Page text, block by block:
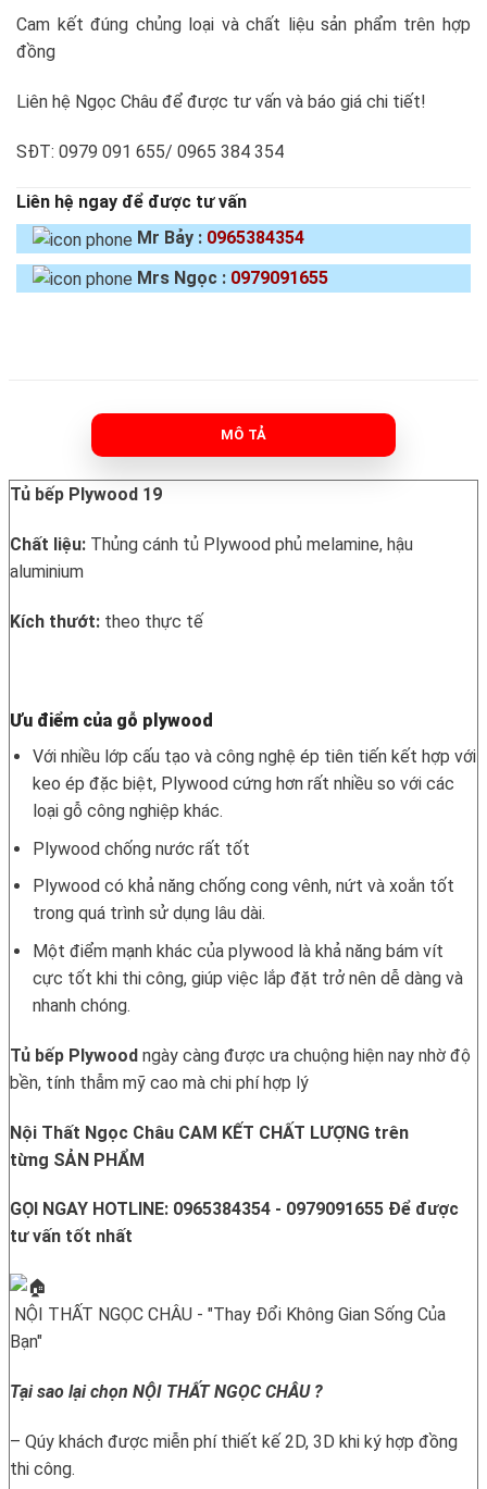
Cam kết đúng chủng loại và chất liệu sản phẩm trên hợp
đồng
Liên hệ Ngọc Châu để được tư vấn và báo giá chi tiết!
SĐT: 0979 091 655/ 0965 384 354
Liên hệ ngay để được tư vấn
Mr Bảy : 0965384354
Mrs Ngọc : 0979091655
MÔ TẢ
Tủ bếp Plywood 19
Chất liệu: Thủng cánh tủ Plywood phủ melamine, hậu
aluminium
Kích thướt: theo thực tế
Ưu điểm của gỗ plywood
Với nhiều lớp cấu tạo và công nghệ ép tiên tiến kết hợp với
keo ép đặc biệt, Plywood cứng hơn rất nhiều so với các
loại gỗ công nghiệp khác.
Plywood chống nước rất tốt
Plywood có khả năng chống cong vênh, nứt và xoắn tốt
trong quá trình sử dụng lâu dài.
Một điểm mạnh khác của plywood là khả năng bám vít
cực tốt khi thi công, giúp việc lắp đặt trở nên dễ dàng và
nhanh chóng.
Tủ bếp Plywood ngày càng được ưa chuộng hiện nay nhờ độ
bền, tính thẫm mỹ cao mà chi phí hợp lý
Nội Thất Ngọc Châu CAM KẾT CHẤT LƯỢNG trên
từng SẢN PHẨM
GỌI NGAY HOTLINE: 0965384354 - 0979091655 Để được
tư vấn tốt nhất
NỘI THẤT NGỌC CHÂU - "Thay Đổi Không Gian Sống Của
Bạn"
Tại sao lại chọn NỘI THẤT NGỌC CHÂU ?
– Qúy khách được miễn phí thiết kế 2D, 3D khi ký hợp đồng
thi công.